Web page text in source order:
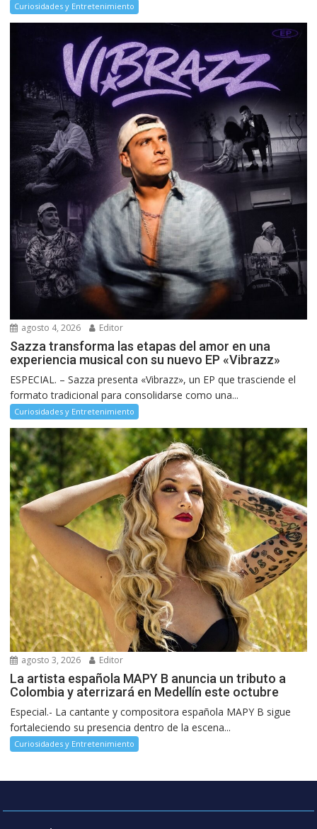
Curiosidades y Entretenimiento
agosto 4, 2026 Editor
Sazza transforma las etapas del amor en una
experiencia musical con su nuevo EP «Vibrazz»
ESPECIAL. – Sazza presenta «Vibrazz», un EP que trasciende el
formato tradicional para consolidarse como una...
Curiosidades y Entretenimiento
agosto 3, 2026 Editor
La artista española MAPY B anuncia un tributo a
Colombia y aterrizará en Medellín este octubre
Especial.- La cantante y compositora española MAPY B sigue
fortaleciendo su presencia dentro de la escena...
Curiosidades y Entretenimiento